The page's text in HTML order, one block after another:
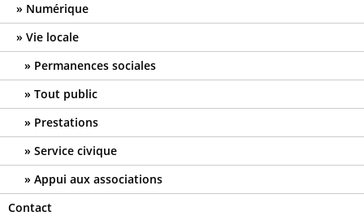
Numérique
Vie locale
Permanences sociales
Tout public
Prestations
Service civique
Appui aux associations
Contact